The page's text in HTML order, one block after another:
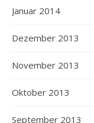
Januar 2014
Dezember 2013
November 2013
Oktober 2013
September 2013